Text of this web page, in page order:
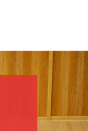
いわみせいじ
太～仲入～露